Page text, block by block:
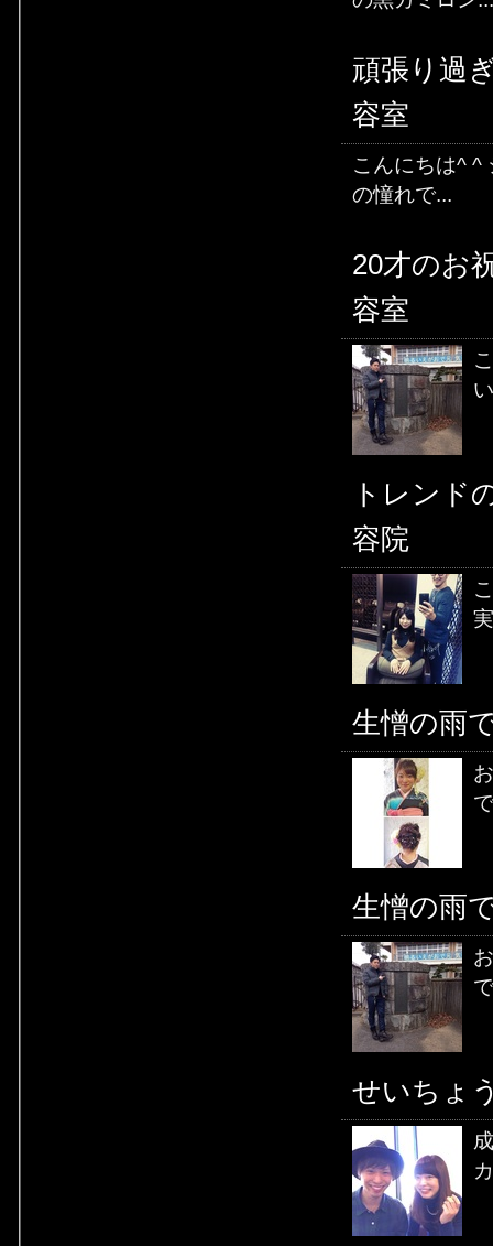
頑張り過
容室
こんにちは^ ^
の憧れで...
20才のお
容室
トレンド
容院
生憎の雨
生憎の雨
せいち